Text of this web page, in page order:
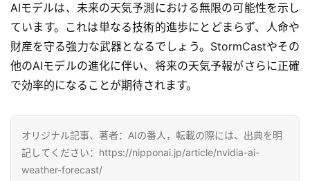
I
活
用
い
合
わ
AIモデルは、未来の天気予測における無限の可能性を示し
ています。これは単なる技術的進歩にとどまらず、人命や
財産を守る強力な武器となるでしょう。StormCastやその
他のAIモデルの進化に伴い、将来の天気予報がさらに正確
で効率的になることが期待されます。
オリジナル記事、著者：AIの番人，転載の際には、出典を明
記してください：https://nipponai.jp/article/nvidia-ai-
weather-forecast/